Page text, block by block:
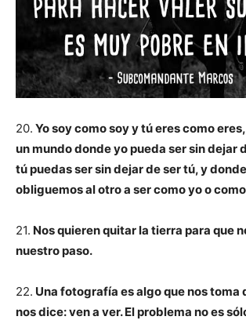
20. Yo soy como soy y tú eres como
un mundo donde yo pueda ser sin dejar
tú puedas ser sin dejar de ser tú, y
obliguemos al otro a ser como yo o
21. Nos quieren quitar la tierra para que
nuestro paso.
22. Una fotografía es algo que nos toma
nos dice: ven a ver. El problema no es